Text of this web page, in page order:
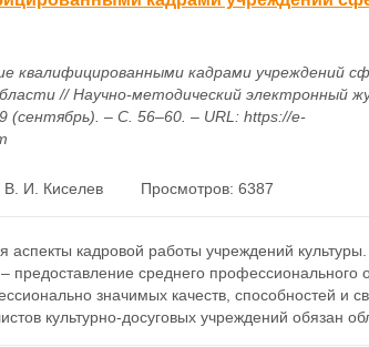
квалифицированными кадрами учреждений
// Научно-методический электронный
– С. 56–60. – URL: https://e-
В. И. Киселев Просмотров: 6387
аспекты кадровой работы учреждений
– предоставление среднего
значимых качеств, способностей и
культурно-досуговых учреждений обязан